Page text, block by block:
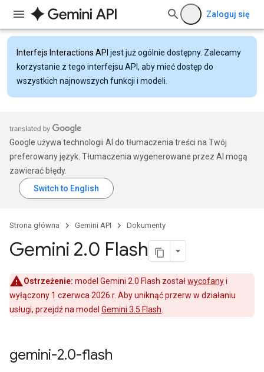
Zaloguj się
Interfejs Interactions API jest już ogólnie dostępny. Zalecamy
korzystanie z tego interfejsu API, aby mieć dostęp do
wszystkich najnowszych funkcji i modeli.
Google używa technologii AI do tłumaczenia treści na Twój
preferowany język. Tłumaczenia wygenerowane przez AI mogą
zawierać błędy.
Strona główna Gemini API Dokumenty
Gemini 2.0 Flash
Ostrzeżenie: model Gemini 2.0 Flash zostałwycofanyi
wyłączony 1 czerwca 2026 r. Aby uniknąć przerw w działaniu
usługi, przejdź na model Gemini 3.5 Flash
gemini-2.0-flash